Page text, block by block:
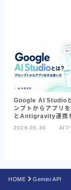
ChatGPT
Claude
Gemini
Claude
Codex
Perplexity
Google AI Studio
ンプトからアプリ
とAntigravity連携
2026.05.30 AIツ
HOME Gemini API